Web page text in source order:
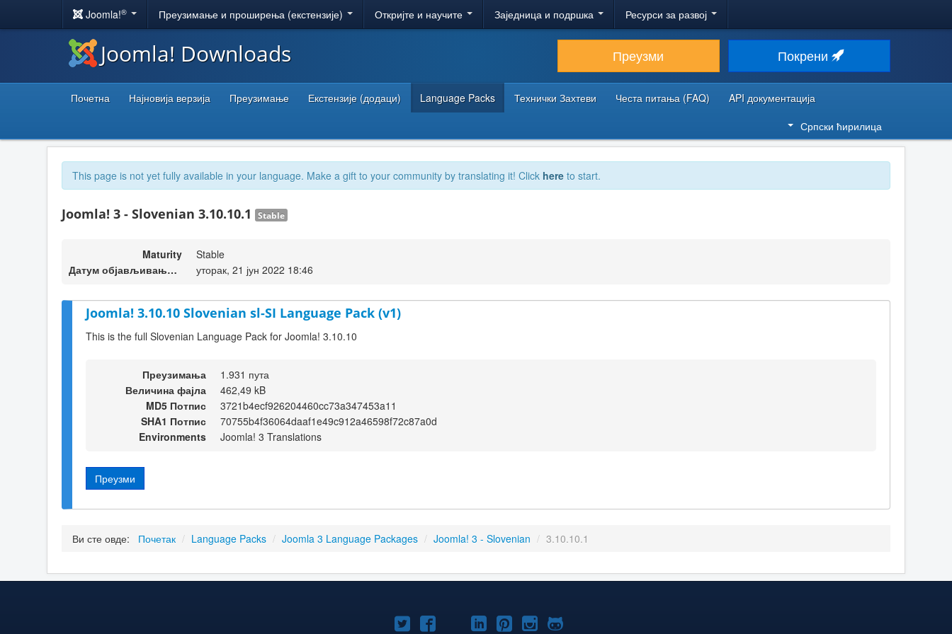
Joomla!® Преузимање и проширења (екстензије) Откријте и научите Заједница и подршка Ресурси за развој
Joomla! Downloads Преузми Покрени
Почетна Најновија верзија Преузимање Екстензије (додаци) Language Packs Технички Захтеви Честа питања (FAQ)
API документација
Српски ћирилица
This page is not yet fully available in your language. Make a gift to your community by translating it! Click here to start.
Joomla! 3 - Slovenian 3.10.10.1 Stable
Maturity
Stable
Датум објављивања верзије
уторак, 21 јун 2022 18:46
Joomla! 3.10.10 Slovenian sl-SI Language Pack (v1)
This is the full Slovenian Language Pack for Joomla! 3.10.10
Преузимања
1.931 пута
Величина фајла
462,49 kB
MD5 Потпис
3721b4ecf926204460cc73a347453a11
SHA1 Потпис
70755b4f36064daaf1e49c912a46598f72c87a0d
Environments
Joomla! 3 Translations
Преузми
Ви сте овде: Почетак / Language Packs / Joomla 3 Language Packages / Joomla! 3 - Slovenian / 3.10.10.1
Joomla!Joomla!Joomla!
Joomla!Joomla!
Joomla!Joomla!